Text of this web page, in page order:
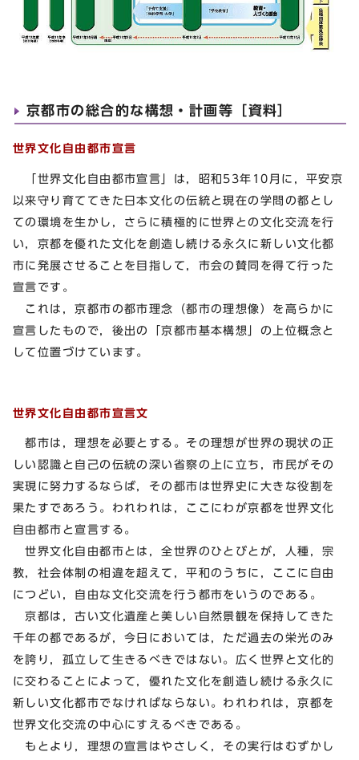
京都市の総合的な構想・計画等［資料］
世界文化自由都市宣言
「世界文化自由都市宣言」は，昭和53年10月に，平安京
以来守り育ててきた日本文化の伝統と現在の学問の都とし
ての環境を生かし，さらに積極的に世界との文化交流を行
い，京都を優れた文化を創造し続ける永久に新しい文化都
市に発展させることを目指して，市会の賛同を得て行った
宣言です。
これは，京都市の都市理念（都市の理想像）を高らかに
宣言したもので，後出の「京都市基本構想」の上位概念と
して位置づけています。
世界文化自由都市宣言文
都市は，理想を必要とする。その理想が世界の現状の正
しい認識と自己の伝統の深い省察の上に立ち，市民がその
実現に努力するならば，その都市は世界史に大きな役割を
果たすであろう。われわれは，ここにわが京都を世界文化
自由都市と宣言する。
世界文化自由都市とは，全世界のひとびとが，人種，宗
教，社会体制の相違を超えて，平和のうちに，ここに自由
につどい，自由な文化交流を行う都市をいうのである。
京都は，古い文化遺産と美しい自然景観を保持してきた
千年の都であるが，今日においては，ただ過去の栄光のみ
を誇り，孤立して生きるべきではない。広く世界と文化的
に交わることによって，優れた文化を創造し続ける永久に
新しい文化都市でなければならない。われわれは，京都を
世界文化交流の中心にすえるべきである。
もとより，理想の宣言はやさしく，その実行はむずかし